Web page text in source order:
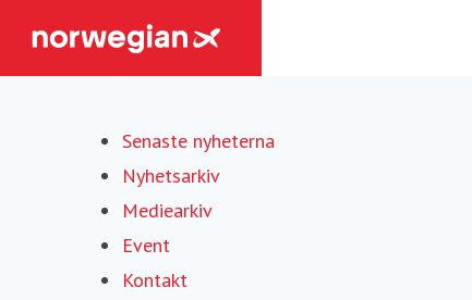
Senaste nyheterna
Nyhetsarkiv
Mediearkiv
Event
Kontakt